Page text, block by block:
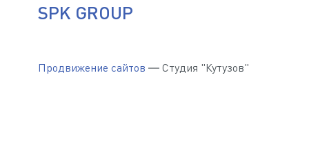
SPK GROUP
Продвижение сайтов — Студия "Кутузов"